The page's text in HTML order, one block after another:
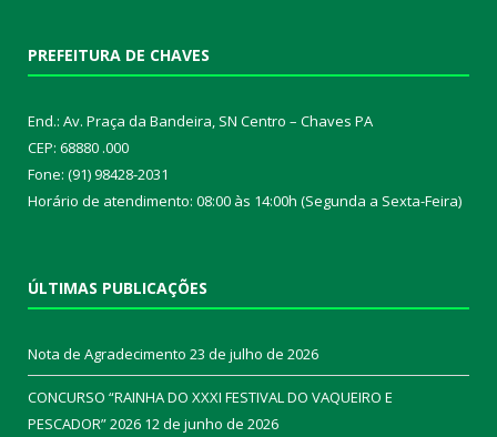
PREFEITURA DE CHAVES
End.: Av. Praça da Bandeira, SN Centro – Chaves PA
CEP: 68880 .000
Fone: (91) 98428-2031
Horário de atendimento: 08:00 às 14:00h (Segunda a Sexta-Feira)
ÚLTIMAS PUBLICAÇÕES
Nota de Agradecimento 23 de julho de 2026
CONCURSO “RAINHA DO XXXI FESTIVAL DO VAQUEIRO E
PESCADOR” 2026 12 de junho de 2026